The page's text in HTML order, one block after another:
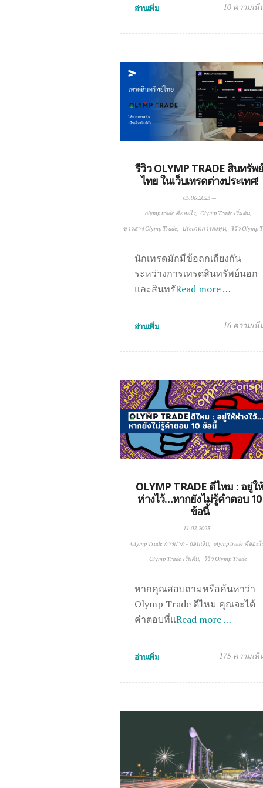
อ่านเพิ่ม 10 ความเห็
รีวิว OLYMP TRADE สินทรัพ
ไทย ในเว็บเทรดต่างประเทศ!
05.06.2023—
olymp trade คืออะไร
Olymp Trade เริ่มต้น
ข่าวสาร Olymp Trade
ประเภทการลงทุน รีวิว Olymp
นักเทรดมักมีข้อถกเถียงกัน
ระหว่างการเทรดสินทรัพย์นอก
และสินทรัRead more …
อ่านเพิ่ม 16 ความเห็
OLYMP TRADE ดีไหม : อยู่ใ
ห่างไว้…หากยังไม่รู้คำตอบ 10
ข้อนี้
11.02.2023—
Olymp Trade การฝาก - ถอนเงิน
olymp trade คืออะไ
Olymp Trade เริ่มต้น
รีวิว Olymp Trade
หากคุณสอบถามหรือค้นหาว่า
Olymp Trade ดีไหม คุณจะได้
คำตอบที่แRead more …
อ่านเพิ่ม 175 ความเห็